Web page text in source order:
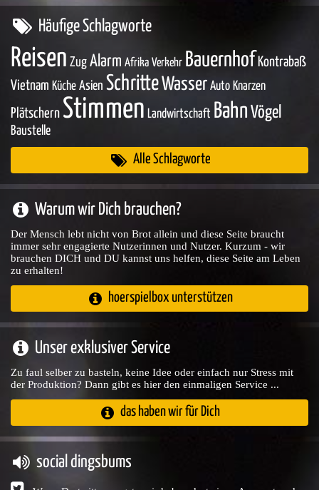
Häufige Schlagworte
Reisen Zug Alarm Afrika Verkehr Bauernhof Kontrabaß
Vietnam Küche Asien SchritteWasser Auto Knarzen
Plätschern Stimmen Landwirtschaft Bahn Vögel
Baustelle
Alle Schlagworte
Warum wir Dich brauchen?
Der Mensch lebt nicht von Brot allein und diese Seite braucht
immer sehr engagierte Nutzerinnen und Nutzer. Kurzum - wir
brauchen DICH und DU kannst uns helfen, diese Seite am Leben
zu erhalten!
hoerspielbox unterstützen
Unser exklusiver Service
Zu faul selber zu basteln, keine Idee oder einfach nur Stress mit
der Produktion? Dann gibt es hier den einmaligen Service ...
das haben wir für Dich
social dingsbums